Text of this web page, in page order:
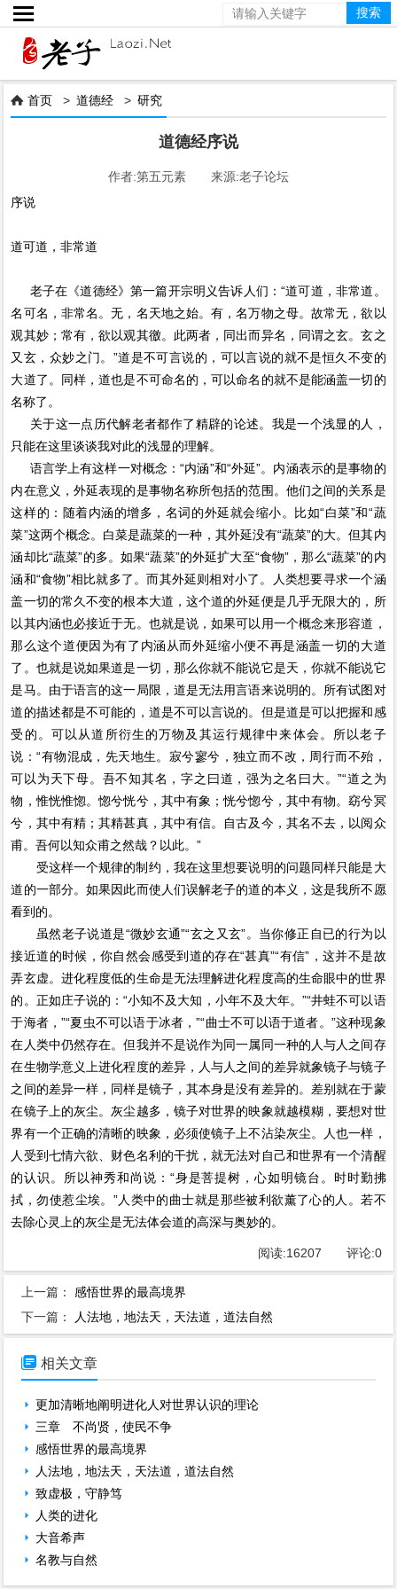

 首页 >道德经 >研究
道德经序说
作者:第五元素 来源:老子论坛
序说
道可道，非常道
老子在《道德经》第一篇开宗明义告诉人们：“道可道，非常道。
名可名，非常名。无，名天地之始。有，名万物之母。故常无，欲以
观其妙；常有，欲以观其徼。此两者，同出而异名，同谓之玄。玄之
又玄，众妙之门。”道是不可言说的，可以言说的就不是恒久不变的
大道了。同样，道也是不可命名的，可以命名的就不是能涵盖一切的
名称了。
关于这一点历代解老者都作了精辟的论述。我是一个浅显的人，
只能在这里谈谈我对此的浅显的理解。
语言学上有这样一对概念：“内涵”和“外延”。内涵表示的是事物的
内在意义，外延表现的是事物名称所包括的范围。他们之间的关系是
这样的：随着内涵的增多，名词的外延就会缩小。比如“白菜”和“蔬
菜”这两个概念。白菜是蔬菜的一种，其外延没有“蔬菜”的大。但其内
涵却比“蔬菜”的多。如果“蔬菜”的外延扩大至“食物”，那么“蔬菜”的内
涵和“食物”相比就多了。而其外延则相对小了。人类想要寻求一个涵
盖一切的常久不变的根本大道，这个道的外延便是几乎无限大的，所
以其内涵也必接近于无。也就是说，如果可以用一个概念来形容道，
那么这个道便因为有了内涵从而外延缩小便不再是涵盖一切的大道
了。也就是说如果道是一切，那么你就不能说它是天，你就不能说它
是马。由于语言的这一局限，道是无法用言语来说明的。所有试图对
道的描述都是不可能的，道是不可以言说的。但是道是可以把握和感
受的。可以从道所衍生的万物及其运行规律中来体会。所以老子
说：“有物混成，先天地生。寂兮寥兮，独立而不改，周行而不殆，
可以为天下母。吾不知其名，字之曰道，强为之名曰大。”“道之为
物，惟恍惟惚。惚兮恍兮，其中有象；恍兮惚兮，其中有物。窈兮冥
兮，其中有精；其精甚真，其中有信。自古及今，其名不去，以阅众
甫。吾何以知众甫之然哉？以此。”
受这样一个规律的制约，我在这里想要说明的问题同样只能是大
道的一部分。如果因此而使人们误解老子的道的本义，这是我所不愿
看到的。
虽然老子说道是“微妙玄通”“玄之又玄”。当你修正自已的行为以
接近道的时候，你自然会感受到道的存在“甚真”“有信”，这并不是故
弄玄虚。进化程度低的生命是无法理解进化程度高的生命眼中的世界
的。正如庄子说的：“小知不及大知，小年不及大年。”“井蛙不可以语
于海者，”“夏虫不可以语于冰者，”“曲士不可以语于道者。”这种现象
在人类中仍然存在。但我并不是说作为同一属同一种的人与人之间存
在生物学意义上进化程度的差异，人与人之间的差异就象镜子与镜子
之间的差异一样，同样是镜子，其本身是没有差异的。差别就在于蒙
在镜子上的灰尘。灰尘越多，镜子对世界的映象就越模糊，要想对世
界有一个正确的清晰的映象，必须使镜子上不沾染灰尘。人也一样，
人受到七情六欲、财色名利的干扰，就无法对自己和世界有一个清醒
的认识。所以神秀和尚说：“身是菩提树，心如明镜台。时时勤拂
拭，勿使惹尘埃。”人类中的曲士就是那些被利欲薰了心的人。若不
去除心灵上的灰尘是无法体会道的高深与奥妙的。
阅读:16207 评论:0
上一篇：感悟世界的最高境界
下一篇：
人法地，地法天，天法道，道法自然
 相关文章
更加清晰地阐明进化人对世界认识的理论
三章 不尚贤，使民不争
感悟世界的最高境界
人法地，地法天，天法道，道法自然
致虚极，守静笃
人类的进化
大音希声
名教与自然